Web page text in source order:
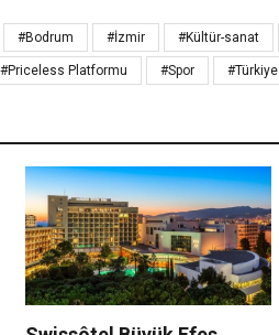
#Bodrum #İzmir #Kültür-sanat
#Priceless Platformu #Spor #Türkiye